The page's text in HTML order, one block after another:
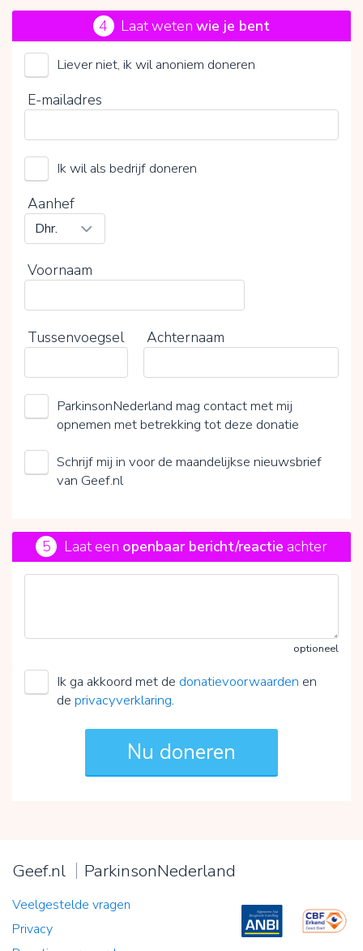
ParkinsonNederland
Kies je vrijwillige bijdrage
0%
4 Laat wetenwie je bent
Liever niet, ik wil anoniem doneren
E-mailadres
Ik wil als bedrijf doneren
Aanhef
Voornaam
Tussenvoegsel Achternaam
ParkinsonNederland mag contact met mij
opnemen met betrekking tot deze donatie
Schrijf mij in voor de maandelijkse nieuwsbrief
van Geef.nl
5 Laat een openbaar bericht/reactie achter
optioneel
Ik ga akkoord met de donatievoorwaarden en
de privacyverklaring.
Geef.nl ParkinsonNederland
Veelgestelde vragen
Privacy